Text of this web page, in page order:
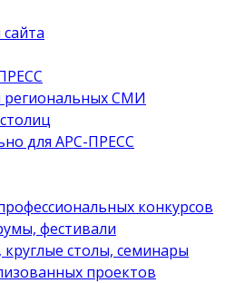
региональных СМИ
для АРС-ПРЕСС
конкурсов
фестивали
столы, семинары
проектов